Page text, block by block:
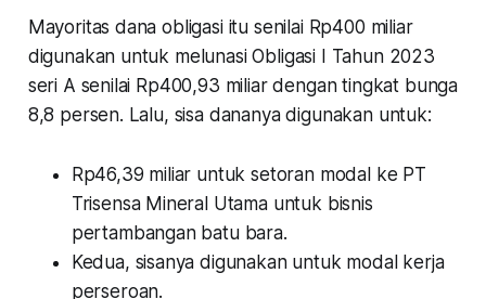
Mayoritas dana obligasi itu senilai Rp400 miliar
digunakan untuk melunasi Obligasi I Tahun 2023
seri A senilai Rp400,93 miliar dengan tingkat bunga
8,8 persen. Lalu, sisa dananya digunakan untuk:
Rp46,39 miliar untuk setoran modal ke PT
Trisensa Mineral Utama untuk bisnis
pertambangan batu bara.
Kedua, sisanya digunakan untuk modal kerja
perseroan.